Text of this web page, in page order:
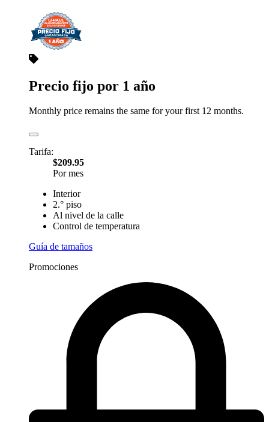
Precio fijo por 1 año
Monthly price remains the same for your first 12 months.
Tarifa:
$209.95
Por mes
Interior
2.° piso
Al nivel de la calle
Control de temperatura
Guía de tamaños
Promociones